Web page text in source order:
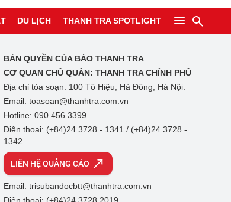
DU LỊCH THANH TRA SPOTLIGHT
BẢN QUYỀN CỦA BÁO THANH TRA
CƠ QUAN CHỦ QUẢN: THANH TRA CHÍNH PHỦ
Địa chỉ tòa soạn: 100 Tô Hiệu, Hà Đông, Hà Nội.
Email: toasoan@thanhtra.com.vn
Hotline: 090.456.3399
Điện thoại: (+84)24 3728 - 1341 / (+84)24 3728 -
1342
LIÊN HỆ QUẢNG CÁO
Email: trisubandocbtt@thanhtra.com.vn